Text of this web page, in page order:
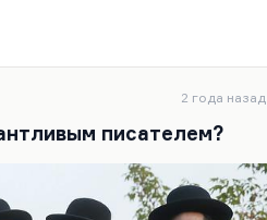
2 года назад
писателем?